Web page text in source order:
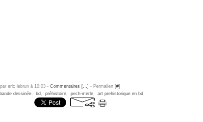
eric lebrun à 10:03 - Commentaires […] - Permalien [#]
bande dessinée, bd , préhistoire, pech-merle, art prehistorique en bd